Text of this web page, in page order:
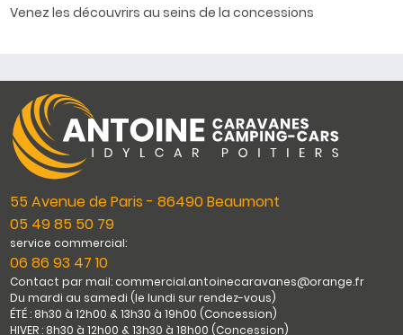
Venez les découvrirs au seins de la concessions
55 Avenue de Paris - 86490 Beaumont
05 49 85 50 79
service commercial:
06 86 93 47 10
Contact par mail: commercial.antoinecaravanes@orange.fr
Du mardi au samedi (le lundi sur rendez-vous)
ÉTÉ : 8h30 à 12h00 & 13h30 à 19h00 (Concession)
HIVER : 8h30 à 12h00 & 13h30 à 18h00 (Concession)